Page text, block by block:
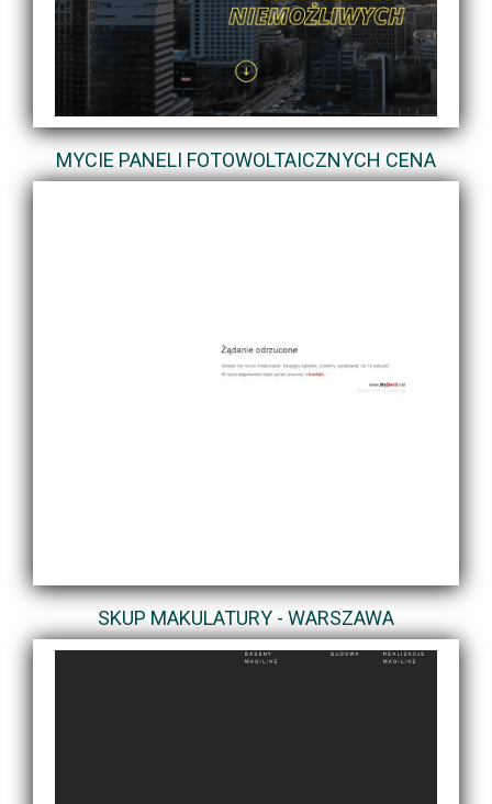
MYCIE PANELI FOTOWOLTAICZNYCH CENA
SKUP MAKULATURY - WARSZAWA